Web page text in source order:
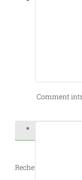
Comment
Consultez
Recherche